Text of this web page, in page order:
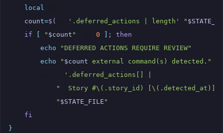
local
count=$( '.deferred_actions | length' "
if
" $count " 0 ;
then
echo
"DEFERRED ACTIONS REQUIRE REVIEW"
echo
" $count external command(s) detected."
'.deferred_actions[] |
"  Story #\(.story_id) [\(.detected_at)]:
" $STATE_FILE "
fi
}